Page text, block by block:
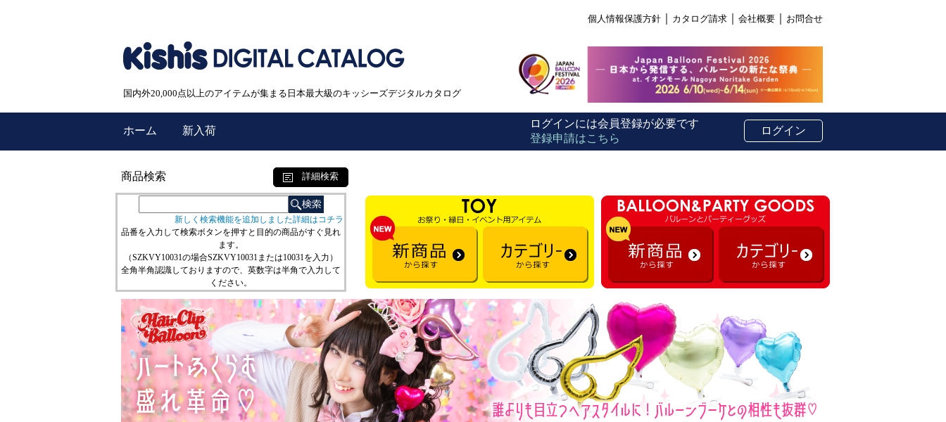
個人情報保護方針 カタログ請求 会社概要 お問合せ
国内外20,000点以上のアイテムが集まる日本最大級のキッシーズデジタルカタログ
ホーム 新入荷
ログインには会員登録が必要です
登録申請はこちら
ログイン
商品検索 詳細検索
新しく検索機能を追加しました詳細はコチラ
品番を入力して検索ボタンを押すと目的の商品がすぐ見れ
ます。
（SZKVY10031の場合SZKVY10031または10031を入力）
全角半角認識しておりますので、英数字は半角で入力して
ください。